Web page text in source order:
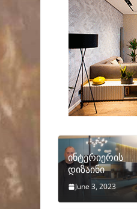
ინტერიერის
დიზაინი
June 3, 2023